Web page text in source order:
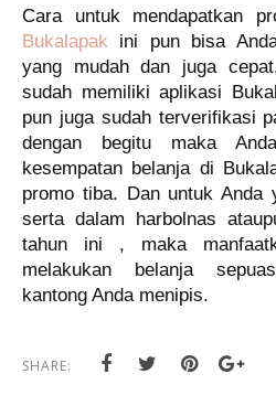
Cara untuk mendapatkan
Bukalapak
ini pun bisa
yang mudah dan juga
sudah memiliki aplikasi
pun juga sudah terverifikasi
dengan begitu maka
kesempatan belanja di
promo tiba. Dan untuk Anda
serta dalam
harbolnas
tahun ini , maka
melakukan belanja
kantong Anda menipis.
SHARE: